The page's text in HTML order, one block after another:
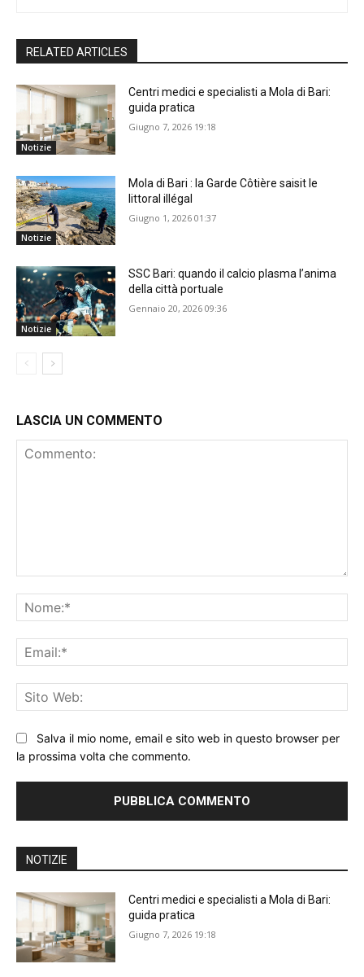
RELATED ARTICLES
Notizie
Centri medici e specialisti a Mola di Bari:
guida pratica
Giugno 7, 2026 19:18
Notizie
Mola di Bari : la Garde Côtière saisit le
littoral illégal
Giugno 1, 2026 01:37
Notizie
SSC Bari: quando il calcio plasma l’anima
della città portuale
Gennaio 20, 2026 09:36
LASCIA UN COMMENTO
Salva il mio nome, email e sito web in questo browser per
la prossima volta che commento.
NOTIZIE
Centri medici e specialisti a Mola di Bari:
guida pratica
Giugno 7, 2026 19:18